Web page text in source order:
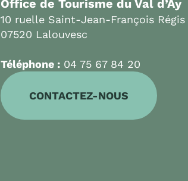
Office de Tourisme du Val d’Ay
10 ruelle Saint-Jean-François Régis
07520 Lalouvesc
Téléphone : 04 75 67 84 20
CONTACTEZ-NOUS